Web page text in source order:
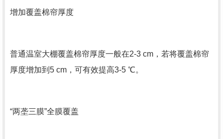
增加覆盖棉帘厚度
普通温室大棚覆盖棉帘厚度一般在2-3 cm，若将覆盖棉帘
厚度增加到5 cm，可有效提高3-5 ℃。
“两垄三膜”全膜覆盖